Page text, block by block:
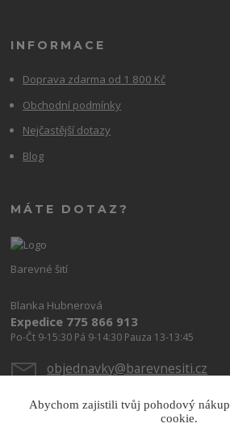
INFORMACE
Doprava zdarma od 1 800 Kč
Obchodní podmínky
Nejčastější dotazy
Blog
MÁTE DOTAZ?
Barevné šití
Blanka Hubnerová
Expedice 775 866 913
Po-Čt 9-15:30 Pá 9-14:30 Pauza 13-13:45
objednavky@barevnesiti.cz
Abychom zajistili tvůj pohodový
cookie.